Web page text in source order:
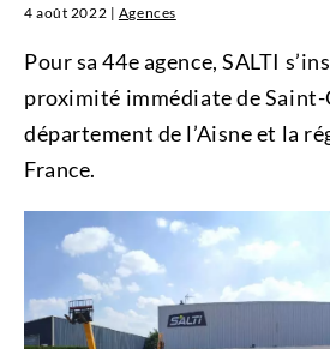
4 août 2022 | Agences
Pour sa 44e agence, SALTI
proximité immédiate de
département de l’Aisne et la
France.